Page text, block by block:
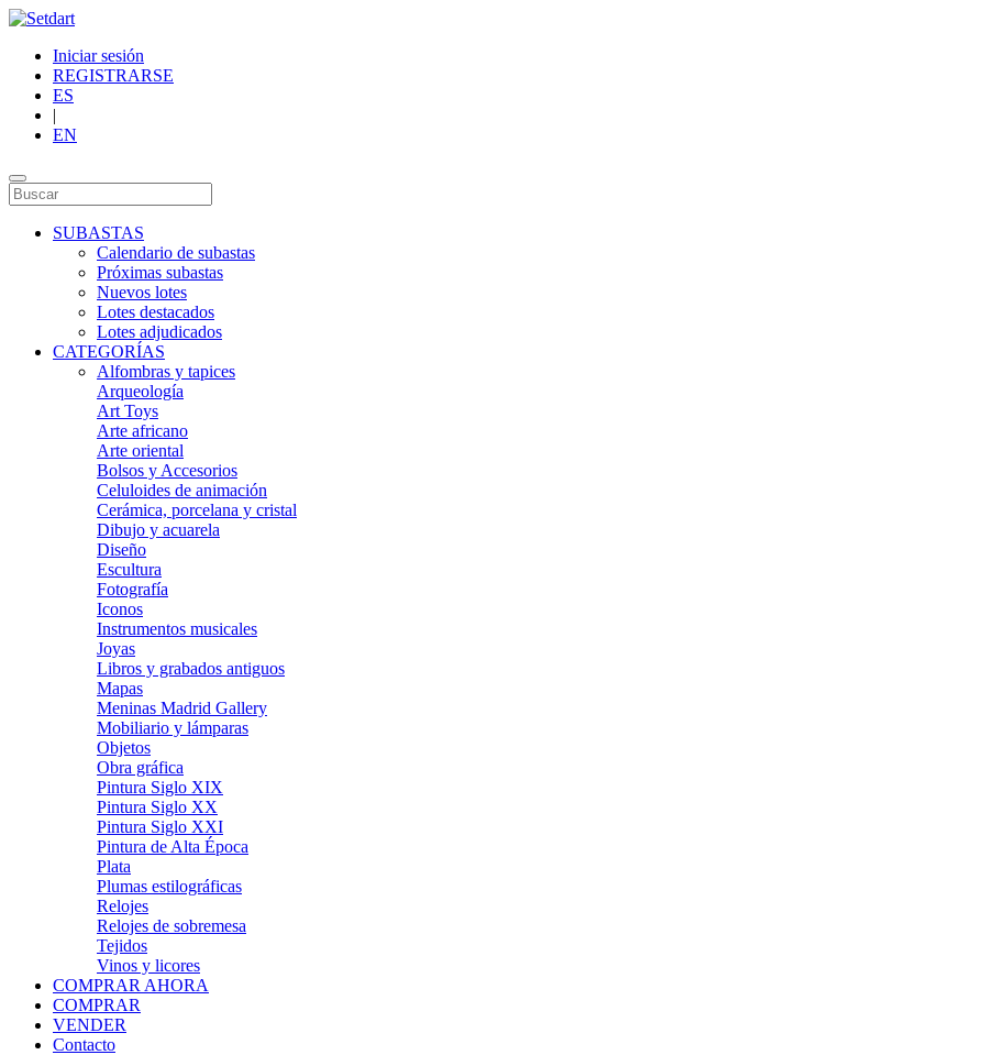
Iniciar sesión
REGISTRARSE
ES
|
EN
SUBASTAS
Calendario de subastas
Próximas subastas
Nuevos lotes
Lotes destacados
Lotes adjudicados
CATEGORÍAS
Alfombras y tapices
Arqueología
Art Toys
Arte africano
Arte oriental
Bolsos y Accesorios
Celuloides de animación
Cerámica, porcelana y cristal
Dibujo y acuarela
Diseño
Escultura
Fotografía
Iconos
Instrumentos musicales
Joyas
Libros y grabados antiguos
Mapas
Meninas Madrid Gallery
Mobiliario y lámparas
Objetos
Obra gráfica
Pintura Siglo XIX
Pintura Siglo XX
Pintura Siglo XXI
Pintura de Alta Época
Plata
Plumas estilográficas
Relojes
Relojes de sobremesa
Tejidos
Vinos y licores
COMPRAR AHORA
COMPRAR
VENDER
Contacto